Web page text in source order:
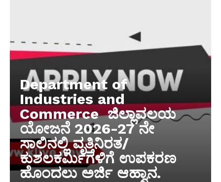
Department of
Industries and
Commerce ಜಿಲ್ಲಾವಲಯ
ಯೋಜನೆ 2026-27 ನೇ
ಸಾಲಿನಲ್ಲಿ ವೃತ್ತಿನಿರತ/
ಕುಶಲಕರ್ಮಿಗಳಿಗೆ ಉಪಕರಣ
ಹೊಂದಲು ಅರ್ಜಿ ಆಹ್ವಾನ.